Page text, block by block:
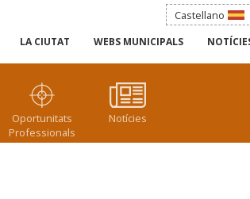
Castellano
LA CIUTAT WEBS MUNICIPALS
Oportunitats
Professionals
Notícies